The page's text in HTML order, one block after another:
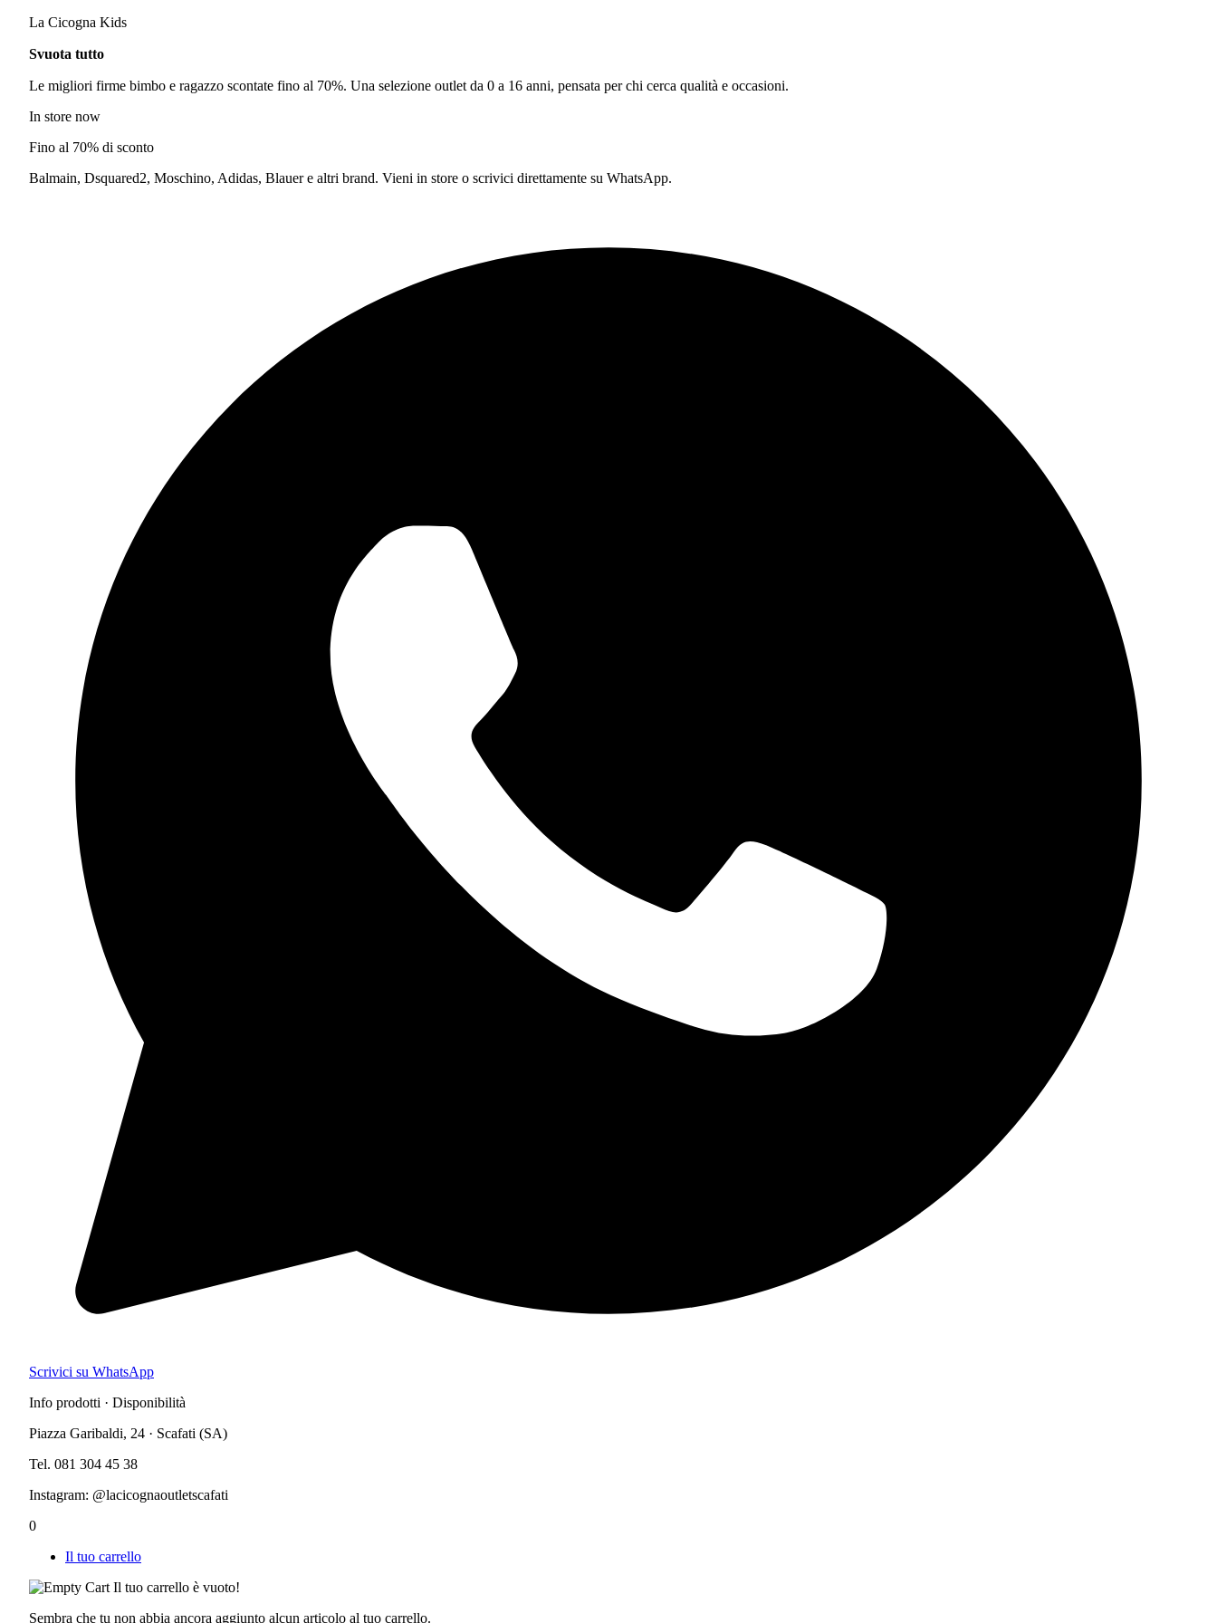
La Cicogna Kids
Svuota tutto
Le migliori firme bimbo e ragazzo scontate fino al 70%. Una selezione outlet da 0 a 16 anni, pensata per chi cerca qualità e occasioni.
In store now
Fino al 70% di sconto
Balmain, Dsquared2, Moschino, Adidas, Blauer e altri brand. Vieni in store o scrivici direttamente su WhatsApp.
Scrivici su WhatsApp
Info prodotti · Disponibilità
Piazza Garibaldi, 24 · Scafati (SA)
Tel. 081 304 45 38
Instagram: @lacicognaoutletscafati
0
Il tuo carrello
Il tuo carrello è vuoto!
Sembra che tu non abbia ancora aggiunto alcun articolo al tuo carrello.